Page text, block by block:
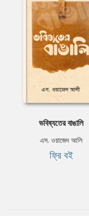
ভবিষ্যতের বাঙালি
এস. ওয়াজেদ আলি
ফ্রি বই